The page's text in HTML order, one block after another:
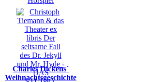
Charles Dickens´
Weihnachtsgeschichte